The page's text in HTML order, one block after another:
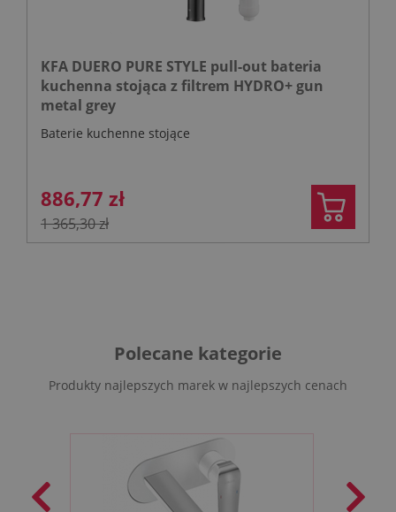
KFA DUERO PURE STYLE pull-out bateria
kuchenna stojąca z filtrem HYDRO+ gun
metal grey
Baterie kuchenne stojące
886,77 zł
1 365,30 zł
Polecane kategorie
Produkty najlepszych marek w najlepszych cenach